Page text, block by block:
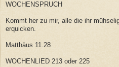
WOCHENSPRUCH
Kommt her zu mir, alle die ihr
erquicken.
Matthäus 11.28
WOCHENLIED 213 oder 225